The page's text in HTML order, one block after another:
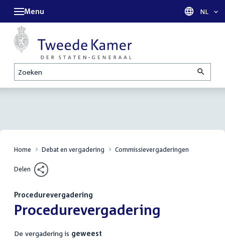
Zoeken
Menu Taal
NL
Home Debat en vergadering Commissievergaderingen
Delen
Procedurevergadering
:Procedurevergadering
De vergadering is geweest